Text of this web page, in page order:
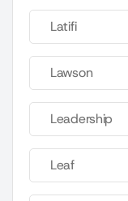
Latifi
Lawson
Leadership
Leaf